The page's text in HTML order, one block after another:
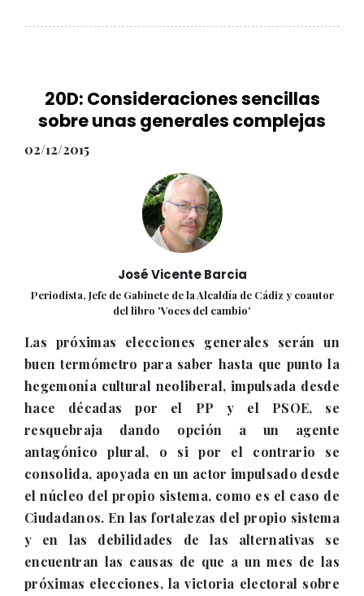
20D: Consideraciones sencillas
sobre unas generales complejas
02/12/2015
José Vicente Barcia
Periodista, Jefe de Gabinete de la Alcaldía de Cádiz y coautor
del libro 'Voces del cambio'
Las próximas elecciones generales serán un
buen termómetro para saber hasta que punto la
hegemonía cultural neoliberal, impulsada desde
hace décadas por el PP y el PSOE, se
resquebraja dando opción a un agente
antagónico plural, o si por el contrario se
consolida, apoyada en un actor impulsado desde
el núcleo del propio sistema, como es el caso de
Ciudadanos. En las fortalezas del propio sistema
y en las debilidades de las alternativas se
encuentran las causas de que a un mes de las
próximas elecciones, la victoria electoral sobre